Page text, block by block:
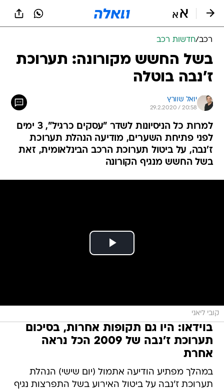
רכב/חדשות רכב
בשל החשש מקורונה: תערוכת
ז'נבה בוטלה
יואל שוורץ
29.2.2020 / 20:58
למרות כל הניסיונות לשדר "עסקים כרגיל", 3 ימים
לפני פתיחת השערים, מודיעה הנהלת תערוכת
ז'נבה, על ביטול תערוכת הרכב הבינלאומית, זאת
בשל החשש מנגיף הקורונה
קובי ליאני
בוידאו: היו גם תקופות אחרות, בסיכום
תערוכת ז'נבה של 2009 הכל נראה
אחרת
במהלך מפתיע הודיעה אתמול (יום שישי) הנהלת
תערוכת ז'נבה על ביטול האירוע בשל התפרצות נגיף